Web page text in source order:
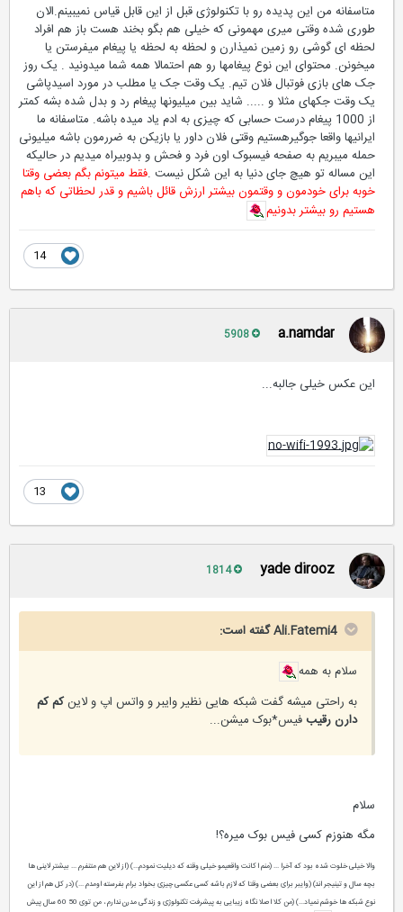
متاسفانه من این پدیده رو با تکنولوژی قبل از این قابل قیاس نمیبینم.الان
طوری شده وقتی میری مهمونی که خیلی هم بگو بخند هست باز هم افراد
لحظه ای گوشی رو زمین نمیذارن و لحظه به لحظه یا پیغام میفرستن یا
میخونن. محتوای این نوع پیغامها رو هم احتمالا همه شما میدونید . یک روز
جک های بازی فوتبال فلان تیم. یک وقت جک یا مطلب در مورد اسیدپاشی
یک وقت جکهای مثلا و ..... شاید بین میلیونها پیغام رد و بدل شده بشه کمتر
از 1000 پیغام درست حسابی که چیزی به ادم یاد میده باشه. متاسفانه ما
ایرانیها واقعا جوگیرهستیم وقتی فلان داور یا بازیکن به ضررمون باشه میلیونی
حمله میبریم به صفحه فیسبوک اون فرد و فحش و بدوبیراه میدیم در حالیکه
این مساله تو هیچ جای دنیا به این شکل نیست .فقط میتونم بگم بعضی وقتا
خوبه برای خودمون و وقتمون بیشتر ارزش قائل باشیم و قدر لحظاتی که باهم
هستیم رو بیشتر بدونیم
a.namdar
این عکس خیلی جالبه...
yade dirooz
Ali.Fatemi4 گفته است:
سلام به همه
به راحتی میشه گفت شبکه هایی نظیر وایبر و واتس اپ و لاینکم کم
دارن رقیبفیس*بوک میشن...
سلام
مگه هنوزم کسی فیس بوک میره؟!
والا خیلی خلوت شده بود که آخرا ... (منم اکانت واقعیمو خیلی وقته که دیلیت نمودم...) (از لاین هم متنفرم ... بیشتر لاینی ها
بچه سال و تینیجر اند) (وایبر برای بعضی وقتا که لازم باشه کسی عکسی چیزی بخواد برام بفرسته اومدم ...) (در کل هم از این
نوع شبکه ها خوشم نمیاد...) (من کلا اصلا نگاه زیبایی به پیشرفت تکنولوژی و زندگی مدرن ندارم ، من توی 50 60 سال پیش